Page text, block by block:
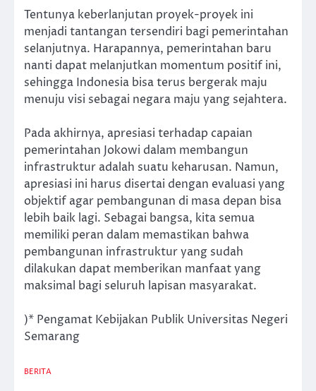
Tentunya keberlanjutan proyek-proyek ini
menjadi tantangan tersendiri bagi pemerintahan
selanjutnya. Harapannya, pemerintahan baru
nanti dapat melanjutkan momentum positif ini,
sehingga Indonesia bisa terus bergerak maju
menuju visi sebagai negara maju yang sejahtera.
Pada akhirnya, apresiasi terhadap capaian
pemerintahan Jokowi dalam membangun
infrastruktur adalah suatu keharusan. Namun,
apresiasi ini harus disertai dengan evaluasi yang
objektif agar pembangunan di masa depan bisa
lebih baik lagi. Sebagai bangsa, kita semua
memiliki peran dalam memastikan bahwa
pembangunan infrastruktur yang sudah
dilakukan dapat memberikan manfaat yang
maksimal bagi seluruh lapisan masyarakat.
)* Pengamat Kebijakan Publik Universitas Negeri
Semarang
BERITA